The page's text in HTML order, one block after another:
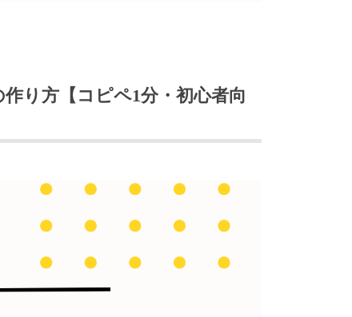
り方【コピペ1分・初心者向